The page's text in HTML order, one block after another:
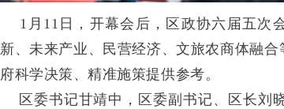
1月11日，开幕会后，区政协六届五次
新、未来产业、民营经济、文旅农商体融
府科学决策、精准施策提供参考。
区委书记甘靖中，区委副书记、区长刘